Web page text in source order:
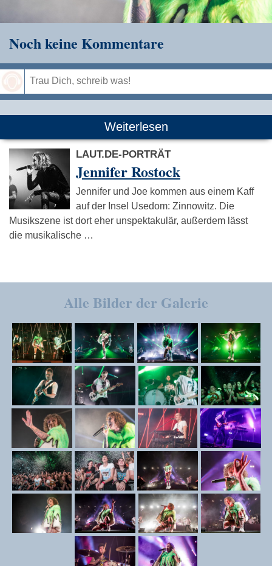
Noch keine Kommentare
Weiterlesen
LAUT.DE-PORTRÄT
Jennifer Rostock
Jennifer und Joe kommen aus einem Kaff
auf der Insel Usedom: Zinnowitz. Die
Musikszene ist dort eher unspektakulär, außerdem lässt
die musikalische …
Alle Bilder der Galerie